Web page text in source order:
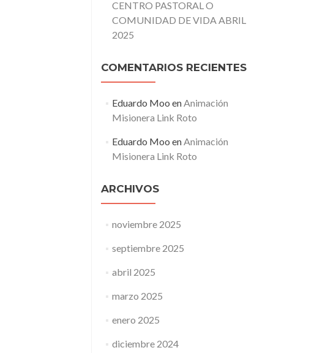
CENTRO PASTORAL O
COMUNIDAD DE VIDA ABRIL
2025
COMENTARIOS RECIENTES
Eduardo Moo enAnimación
Misionera Link Roto
Eduardo Moo enAnimación
Misionera Link Roto
ARCHIVOS
noviembre 2025
septiembre 2025
abril 2025
marzo 2025
enero 2025
diciembre 2024